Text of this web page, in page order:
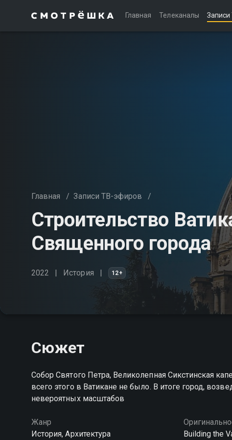
Главная Телеканалы
Главная / Записи ТВ-эфиров /
Строительство
Священного города
2022 История 12+
Сюжет
Собор Святого Петра, Великолепная Сикстинская
всего этого в Ватикане не было. В итоге город,
невероятных масштабов
Жанр
История, Архитектура
Building the